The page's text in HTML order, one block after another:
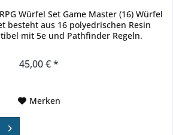
Würfel Set Game Master (16) Würfel
besteht aus 16 polyedrischen Resin
mit 5e und Pathfinder Regeln.
45,00 € *
Merken